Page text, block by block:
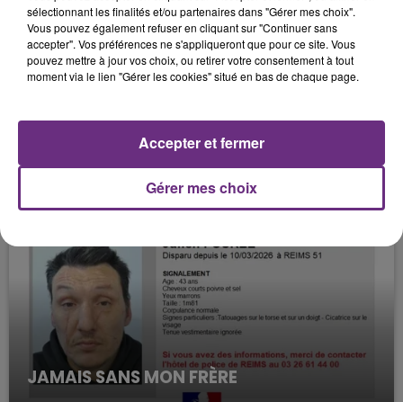
FIL D'ACTUS
JAMAIS SANS MON FRÈRE
sélectionnant les finalités et/ou partenaires dans "Gérer mes choix".
Vous pouvez également refuser en cliquant sur "Continuer sans
accepter". Vos préférences ne s'appliqueront que pour ce site. Vous
pouvez mettre à jour vos choix, ou retirer votre consentement à tout
moment via le lien "Gérer les cookies" situé en bas de chaque page.
Gérer mes choix
Accepter et fermer